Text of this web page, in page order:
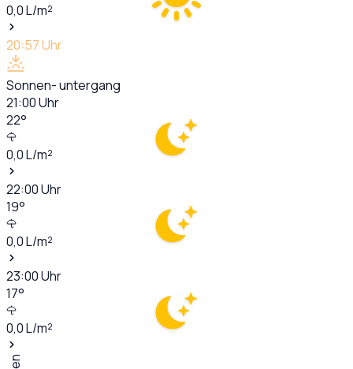
0,0L/m²
20:57Uhr
Sonnen- untergang
21:00Uhr
22°
0,0L/m²
22:00Uhr
19°
0,0L/m²
23:00Uhr
17°
0,0L/m²